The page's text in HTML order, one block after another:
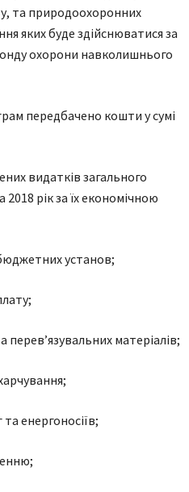
та природоохоронних
яких буде здійснюватися за
охорони навколишнього
передбачено кошти у сумі
видатків загального
рік за їх економічною
установ;
матеріалів;
енергоносіїв;